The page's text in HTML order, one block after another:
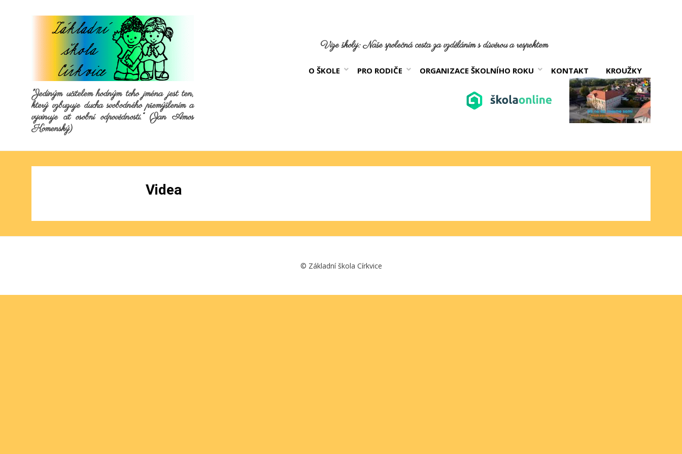
"Jediným učitelem hodným toho jména jest ten,
který vzbuzuje ducha svobodného přemýšlením a
vyvinuje cit osobní odpovědnosti.“ (Jan Amos
Komenský)
Vize školy: Naše společná cesta za vzděláním s důvěrou a respektem
O ŠKOLE PRO RODIČE ORGANIZACE ŠKOLNÍHO ROKU KONTAKT KROUŽKY
Videa
© Základní škola Církvice